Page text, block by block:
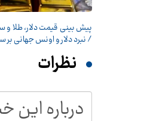
/ نبرد دلار و اونس جهانی بر
نظرات